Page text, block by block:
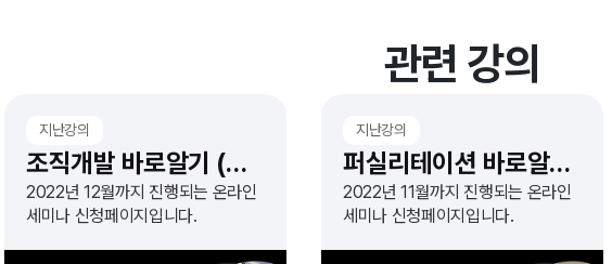
관련 강의
지난강의
조직개발 바로알기 (무료웨비나)
2022년 12월까지 진행되는 온라인
세미나 신청페이지입니다.
지난강의
퍼실리테이션 바로알기 (무료웨비나)
2022년 11월까지 진행되는 온라인
세미나 신청페이지입니다.